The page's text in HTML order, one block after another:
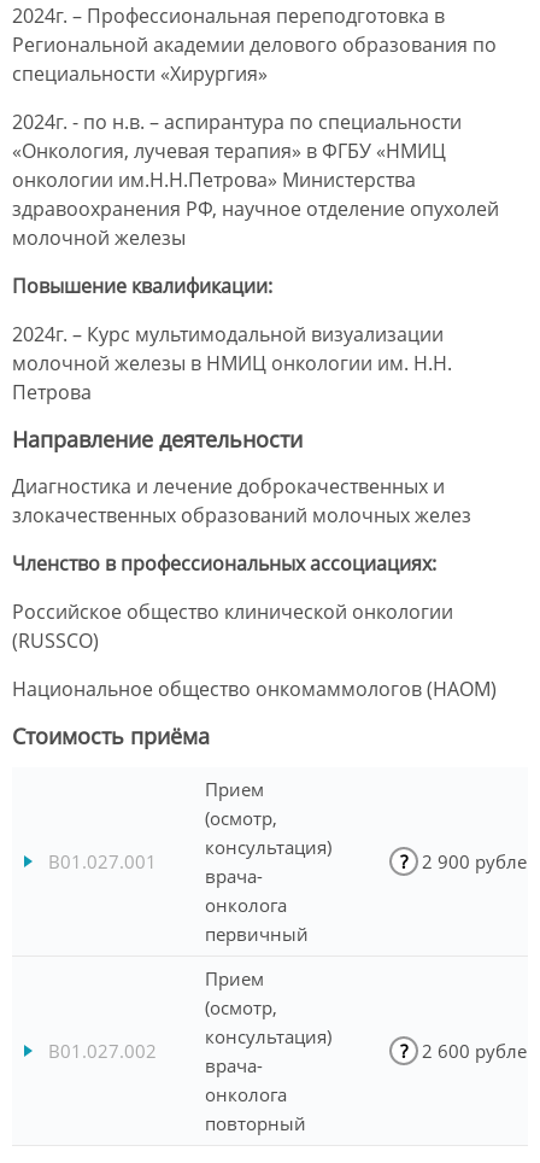
2024г. – Профессиональная переподготовка в
Региональной академии делового образования по
специальности «Хирургия»
2024г. - по н.в. – аспирантура по специальности
«Онкология, лучевая терапия» в ФГБУ «НМИЦ
онкологии им.Н.Н.Петрова» Министерства
здравоохранения РФ, научное отделение опухолей
молочной железы
Повышение квалификации:
2024г. – Курс мультимодальной визуализации
молочной железы в НМИЦ онкологии им. Н.Н.
Петрова
Направление деятельности
Диагностика и лечение доброкачественных и
злокачественных образований молочных желез
Членство в профессиональных ассоциациях:
Российское общество клинической онкологии
(RUSSCO)
Национальное общество онкомаммологов (НАОМ)
Стоимость приёма
B01.027.001
Прием
(осмотр,
консультация)
врача-
онколога
первичный
? 2 900 рублей
B01.027.002
Прием
(осмотр,
консультация)
врача-
онколога
повторный
? 2 600 рублей